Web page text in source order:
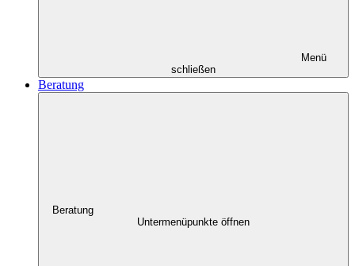
Menü
schließen
Beratung
Beratung
Untermenüpunkte öffnen